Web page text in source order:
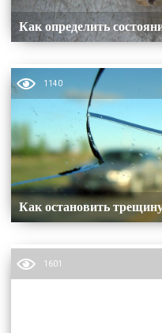
Как определить
1140
Как остановить
1601